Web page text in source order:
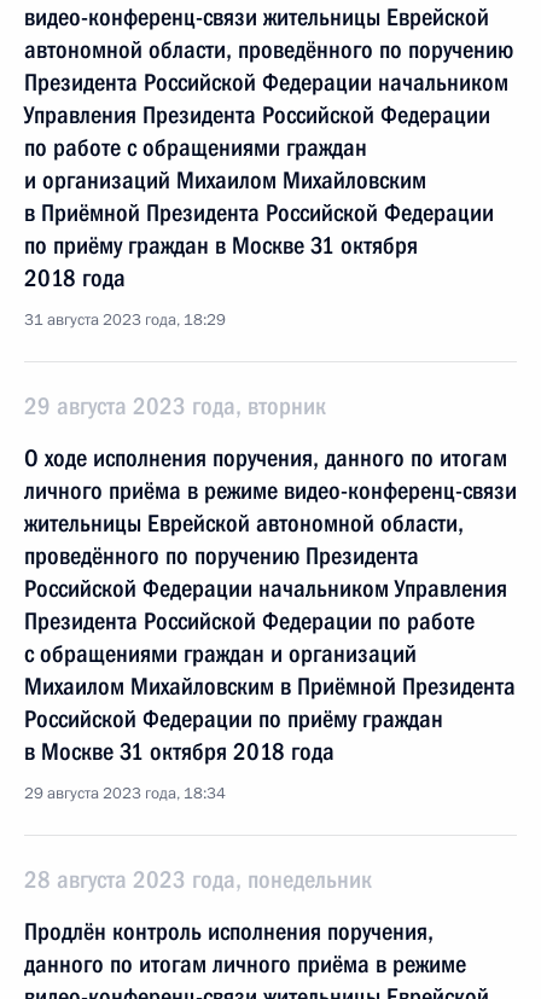
видео-конференц-связи жительницы Еврейской
автономной области, проведённого по поручению
Президента Российской Федерации начальником
Управления Президента Российской Федерации
по работе с обращениями граждан
и организаций Михаилом Михайловским
в Приёмной Президента Российской Федерации
по приёму граждан в Москве 31 октября
2018 года
31 августа 2023 года, 18:29
29 августа 2023 года, вторник
О ходе исполнения поручения, данного по итогам
личного приёма в режиме видео-конференц-связи
жительницы Еврейской автономной области,
проведённого по поручению Президента
Российской Федерации начальником Управления
Президента Российской Федерации по работе
с обращениями граждан и организаций
Михаилом Михайловским в Приёмной Президента
Российской Федерации по приёму граждан
в Москве 31 октября 2018 года
29 августа 2023 года, 18:34
28 августа 2023 года, понедельник
Продлён контроль исполнения поручения,
данного по итогам личного приёма в режиме